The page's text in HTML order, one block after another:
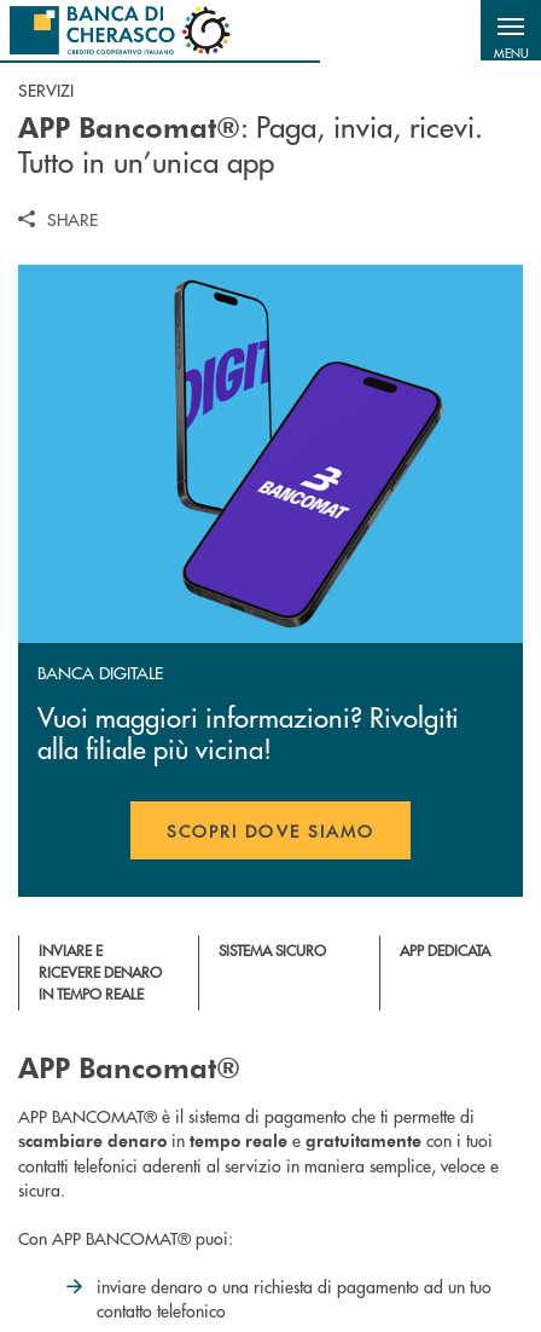
Salta al contenuto principale
MENU
SERVIZI
APP Bancomat®: Paga, invia, ricevi.
Tutto in un’unica app
SHARE
BANCA DIGITALE
Vuoi maggiori informazioni? Rivolgiti
alla filiale più vicina!
SCOPRI DOVE SIAMO
INVIARE E
RICEVERE DENARO
IN TEMPO REALE
SISTEMA SICURO APP DEDICATA
APP Bancomat®
APP BANCOMAT® è il sistema di pagamento che ti permette di
scambiare denaro in tempo reale e gratuitamente con i tuoi
contatti telefonici aderenti al servizio in maniera semplice, veloce e
sicura.
Con APP BANCOMAT® puoi:
inviare denaro o una richiesta di pagamento ad un tuo
contatto telefonico